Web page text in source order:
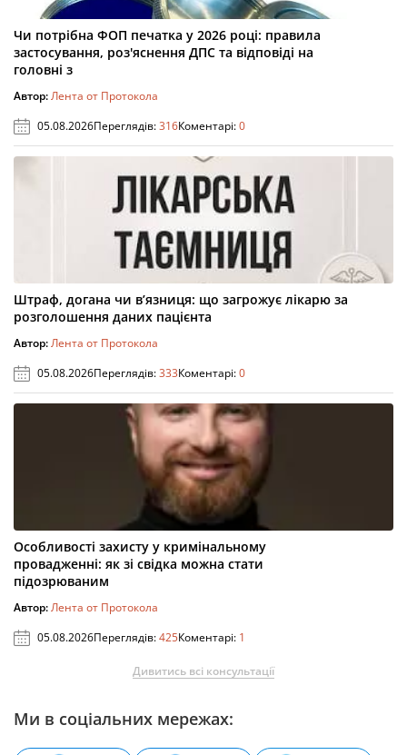
Чи потрібна ФОП печатка у 2026 році: правила
застосування, роз'яснення ДПС та відповіді на
головні з
Автор:Лента от Протокола
05.08.2026Переглядів:316Коментарі:0
Штраф, догана чи в’язниця: що загрожує лікарю за
розголошення даних пацієнта
Автор:Лента от Протокола
05.08.2026Переглядів:333Коментарі:0
Особливості захисту у кримінальному
провадженні: як зі свідка можна стати
підозрюваним
Автор:Лента от Протокола
05.08.2026Переглядів:425Коментарі: 1
Дивитись всі консультації
Ми в соціальних мережах: